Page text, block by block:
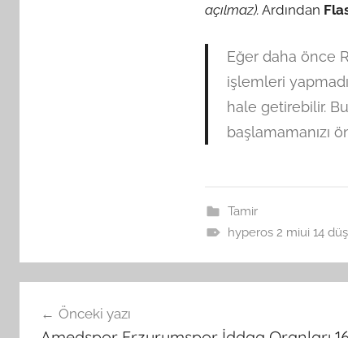
açılmaz). Ardından
Eğer daha önce
işlemleri
hale getirebilir.
başlamamanızı
Tamir
hyperos 2 miui 14
gezinmesi
Önceki yazı